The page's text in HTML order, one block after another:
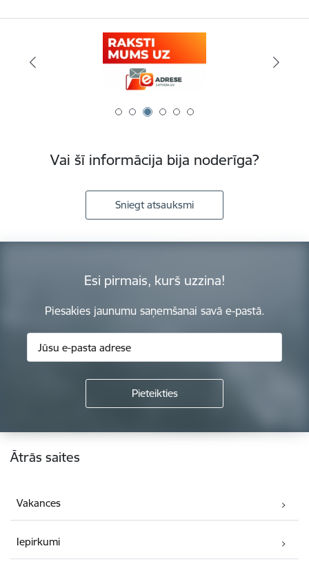
Vai šī informācija bija noderīga?
Sniegt atsauksmi
Esi pirmais, kurš uzzina!
Piesakies jaunumu saņemšanai savā e-pastā.
Kājene
Ātrās saites
Vakances
Iepirkumi